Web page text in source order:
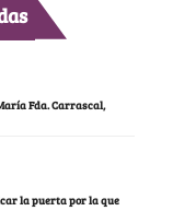
Fda. Carrascal,
la puerta por la que